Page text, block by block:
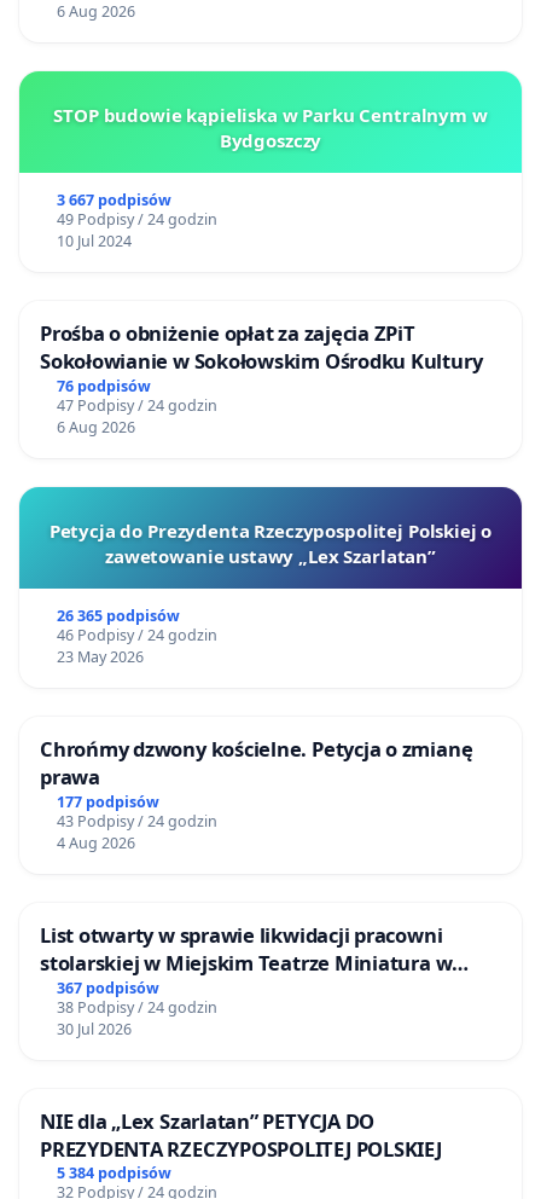
6 Aug 2026
STOP budowie kąpieliska w Parku Centralnym w
Bydgoszczy
3 667 podpisów
49 Podpisy / 24 godzin
10 Jul 2024
Prośba o obniżenie opłat za zajęcia ZPiT
Sokołowianie w Sokołowskim Ośrodku Kultury
76 podpisów
47 Podpisy / 24 godzin
6 Aug 2026
Petycja do Prezydenta Rzeczypospolitej Polskiej o
zawetowanie ustawy „Lex Szarlatan”
26 365 podpisów
46 Podpisy / 24 godzin
23 May 2026
Chrońmy dzwony kościelne. Petycja o zmianę
prawa
177 podpisów
43 Podpisy / 24 godzin
4 Aug 2026
List otwarty w sprawie likwidacji pracowni
stolarskiej w Miejskim Teatrze Miniatura w
Gdańsku
367 podpisów
38 Podpisy / 24 godzin
30 Jul 2026
NIE dla „Lex Szarlatan” PETYCJA DO
PREZYDENTA RZECZYPOSPOLITEJ POLSKIEJ
5 384 podpisów
32 Podpisy / 24 godzin